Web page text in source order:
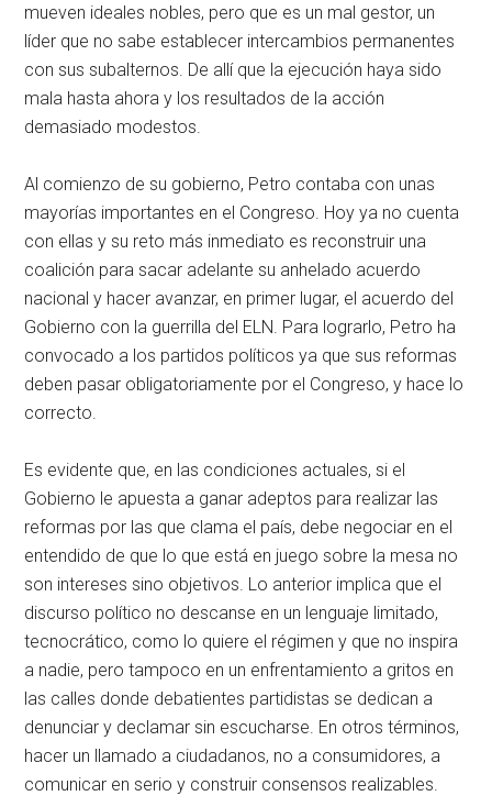
mueven ideales nobles, pero que es un mal gestor, un
líder que no sabe establecer intercambios permanentes
con sus subalternos. De allí que la ejecución haya sido
mala hasta ahora y los resultados de la acción
demasiado modestos.
Al comienzo de su gobierno, Petro contaba con unas
mayorías importantes en el Congreso. Hoy ya no cuenta
con ellas y su reto más inmediato es reconstruir una
coalición para sacar adelante su anhelado acuerdo
nacional y hacer avanzar, en primer lugar, el acuerdo del
Gobierno con la guerrilla del ELN. Para lograrlo, Petro ha
convocado a los partidos políticos ya que sus reformas
deben pasar obligatoriamente por el Congreso, y hace lo
correcto.
Es evidente que, en las condiciones actuales, si el
Gobierno le apuesta a ganar adeptos para realizar las
reformas por las que clama el país, debe negociar en el
entendido de que lo que está en juego sobre la mesa no
son intereses sino objetivos. Lo anterior implica que el
discurso político no descanse en un lenguaje limitado,
tecnocrático, como lo quiere el régimen y que no inspira
a nadie, pero tampoco en un enfrentamiento a gritos en
las calles donde debatientes partidistas se dedican a
denunciar y declamar sin escucharse. En otros términos,
hacer un llamado a ciudadanos, no a consumidores, a
comunicar en serio y construir consensos realizables.